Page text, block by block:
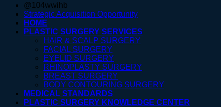
@104wwihb
Strategic Acquisition Opportunity
HOME
PLASTIC SURGERY SERVICES
HAIR & SCALP SURGERY
FACIAL SURGERY
EYELID SURGERY
RHINOPLASTY SURGERY
BREAST SURGERY
BODY CONTOURING SURGERY
MEDICAL STANDARDS
PLASTIC SURGERY KNOWLEDGE CENTER